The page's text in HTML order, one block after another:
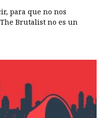
para que no nos
Brutalist no es un